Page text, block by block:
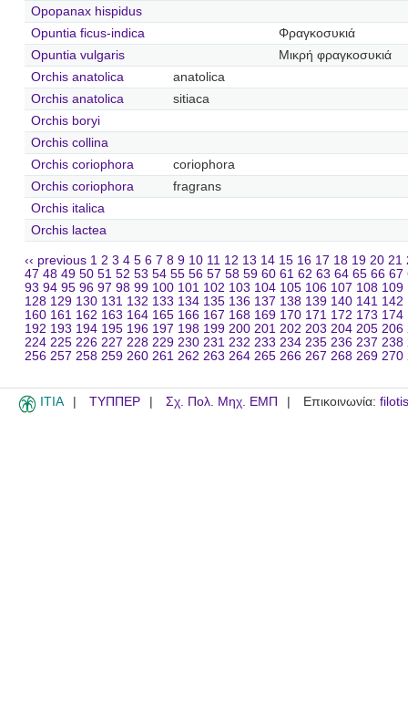
Opopanax hispidus
Opuntia ficus-indica
Φραγκοσυκιά
Opuntia vulgaris
Μικρή φραγκοσυκιά
Orchis anatolica
anatolica
Orchis anatolica
sitiaca
Orchis boryi
Orchis collina
Orchis coriophora
coriophora
Orchis coriophora
fragrans
Orchis italica
Orchis lactea
‹‹ previous 1 2 3 4 5 6 7 8 9 10 11 12 13 14 15 16 17 18 19 20 21
47 48 49 50 51 52 53 54 55 56 57 58 59 60 61 62 63 64 65 66 67
93 94 95 96 97 98 99 100 101 102 103 104 105 106 107 108 109
128 129 130 131 132 133 134 135 136 137 138 139 140 141 142
160 161 162 163 164 165 166 167 168 169 170 171 172 173 174
192 193 194 195 196 197 198 199 200 201 202 203 204 205 206
224 225 226 227 228 229 230 231 232 233 234 235 236 237 238
256 257 258 259 260 261 262 263 264 265 266 267 268 269 270
ITIA ΤΥΠΠΕΡ Σχ. Πολ. Μηχ. ΕΜΠ Επικοινωνία: